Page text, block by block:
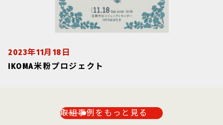
2023年11月18日
IKOMA米粉プロジェクト
取組事例をもっと見る